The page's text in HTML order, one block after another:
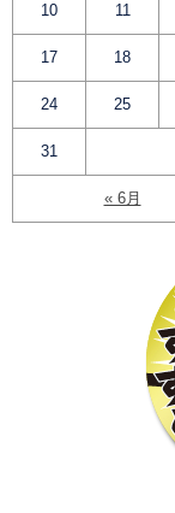
« 6月
10 11
17 18
24 25
31